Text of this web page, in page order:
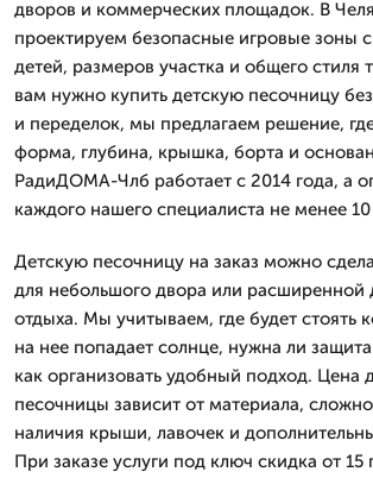
дворов и коммерческих площадок. В
проектируем безопасные игровые зоны
детей, размеров участка и общего стиля
вам нужно купить детскую песочницу
и переделок, мы предлагаем решение,
форма, глубина, крышка, борта и
РадиДОМА-Члб работает с 2014 года, а
каждого нашего специалиста не менее 10
Детскую песочницу на заказ можно
для небольшого двора или расширенной
отдыха. Мы учитываем, где будет стоять
на нее попадает солнце, нужна ли
как организовать удобный подход. Цена
песочницы зависит от материала,
наличия крыши, лавочек и
При заказе услуги под ключ скидка от 15